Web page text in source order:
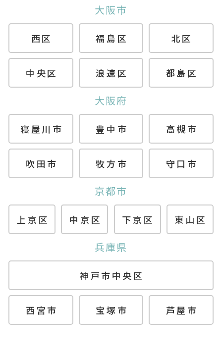
大阪市
西区 福島区 北区
中央区 浪速区 都島区
大阪府
寝屋川市 豊中市 高槻市
吹田市 牧方市 守口市
京都市
上京区 中京区 下京区 東山区
兵庫県
神戸市中央区
西宮市 宝塚市 芦屋市